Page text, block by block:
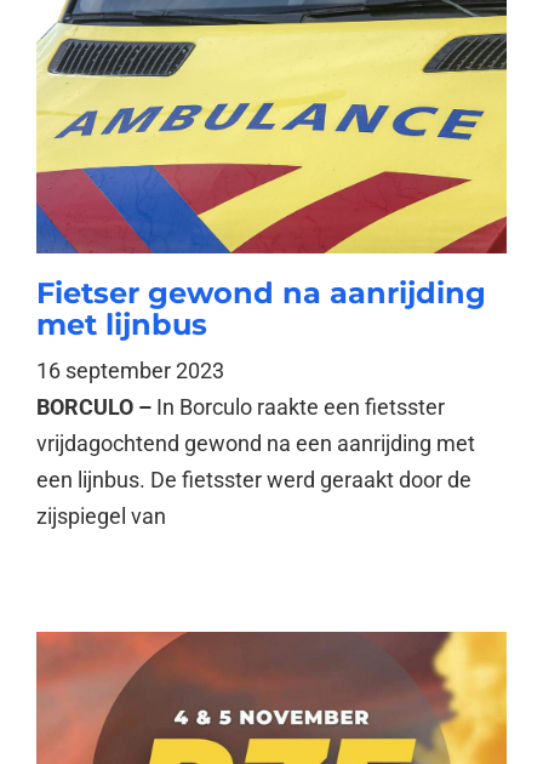
Fietser gewond na aanrijding
met lijnbus
16 september 2023
BORCULO – In Borculo raakte een fietsster
vrijdagochtend gewond na een aanrijding met
een lijnbus. De fietsster werd geraakt door de
zijspiegel van